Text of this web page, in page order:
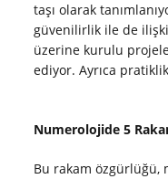
taşı olarak
güvenilirlik ile de
üzerine kurulu
ediyor. Ayrıca
Numerolojide 5
Bu rakam özgürlüğü,